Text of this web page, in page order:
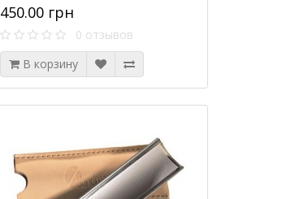
450.00 грн
0 отзывов
В корзину